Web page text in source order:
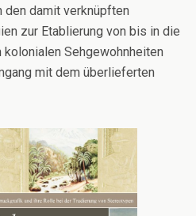
den damit verknüpften
zur Etablierung von bis in die
Sehgewohnheiten
mit dem überlieferten